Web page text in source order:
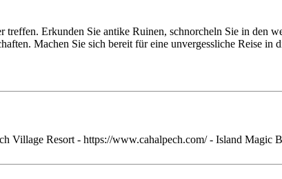
Erkunden Sie antike Ruinen, schnorcheln Sie in den
Machen Sie sich bereit für eine unvergessliche Reise in
Village Resort - https://www.cahalpech.com/ - Island Magic